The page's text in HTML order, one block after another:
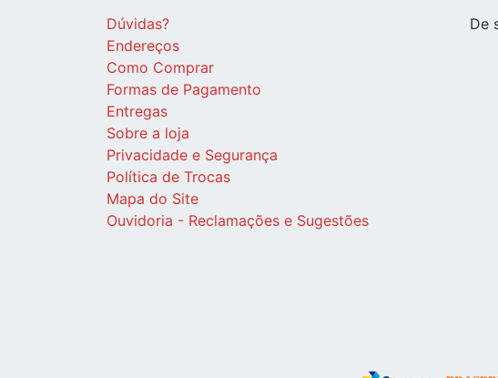
Dúvidas?
Endereços
Como Comprar
Formas de Pagamento
Entregas
Sobre a loja
Privacidade e Segurança
Política de Trocas
Mapa do Site
Ouvidoria - Reclamações e Sugestões
De